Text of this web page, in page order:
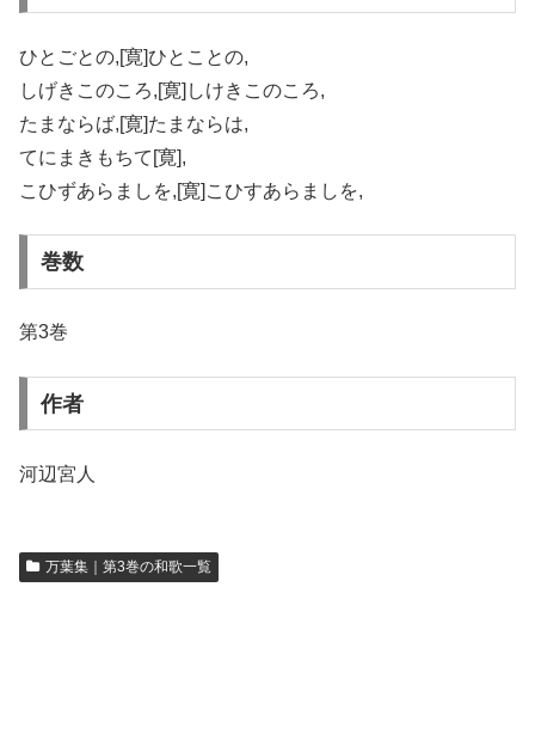
ひとごとの,[寛]ひとことの,
しげきこのころ,[寛]しけきこのころ,
たまならば,[寛]たまならは,
てにまきもちて[寛],
こひずあらましを,[寛]こひすあらましを,
巻数
第3巻
作者
河辺宮人
万葉集｜第3巻の和歌一覧